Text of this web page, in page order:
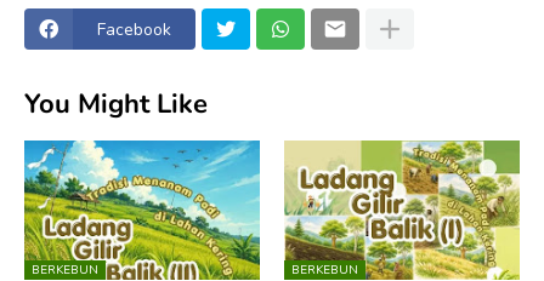
Facebook
You Might Like
BERKEBUN BERKEBUN